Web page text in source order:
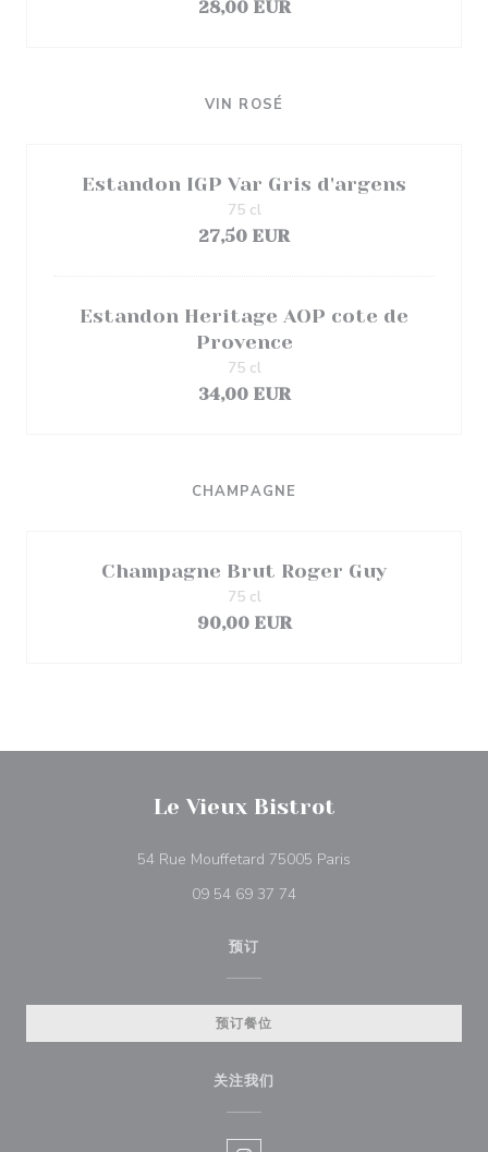
28,00 EUR
VIN ROSÉ
Estandon IGP Var Gris d'argens
27,50 EUR
75 cl
Estandon Heritage AOP cote de
Provence
34,00 EUR
75 cl
CHAMPAGNE
Champagne Brut Roger Guy
90,00 EUR
75 cl
Le Vieux Bistrot
54 Rue Mouffetard 75005 Paris
09 54 69 37 74
预订
预订餐位
关注我们